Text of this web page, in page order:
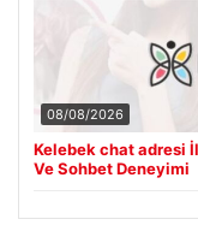
08/08/2026
Kelebek chat adresi
Ve Sohbet Deneyimi